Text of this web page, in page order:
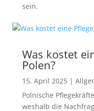
sein.
Was kostet
Polen?
15. April 2025 |
Polnische
weshalb die